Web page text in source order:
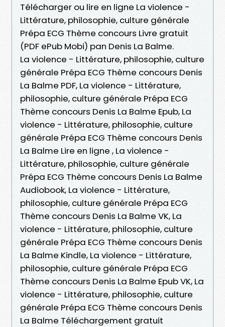
Télécharger ou lire en ligne La violence -
Littérature, philosophie, culture générale
Prépa ECG Thème concours Livre gratuit
(PDF ePub Mobi) pan Denis La Balme.
La violence - Littérature, philosophie, culture
générale Prépa ECG Thème concours Denis
La Balme PDF, La violence - Littérature,
philosophie, culture générale Prépa ECG
Thème concours Denis La Balme Epub, La
violence - Littérature, philosophie, culture
générale Prépa ECG Thème concours Denis
La Balme Lire en ligne , La violence -
Littérature, philosophie, culture générale
Prépa ECG Thème concours Denis La Balme
Audiobook, La violence - Littérature,
philosophie, culture générale Prépa ECG
Thème concours Denis La Balme VK, La
violence - Littérature, philosophie, culture
générale Prépa ECG Thème concours Denis
La Balme Kindle, La violence - Littérature,
philosophie, culture générale Prépa ECG
Thème concours Denis La Balme Epub VK, La
violence - Littérature, philosophie, culture
générale Prépa ECG Thème concours Denis
La Balme Téléchargement gratuit